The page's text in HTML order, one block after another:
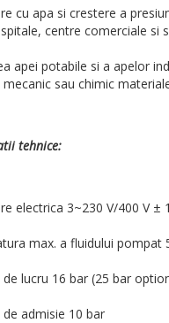
cu apa si crestere a
centre comerciale si
apei potabile si a apelor
sau chimic
tehnice:
electrica 3~230 V/400 V ±
max. a fluidului pompat
de lucru 16 bar (25 bar
de admisie 10 bar